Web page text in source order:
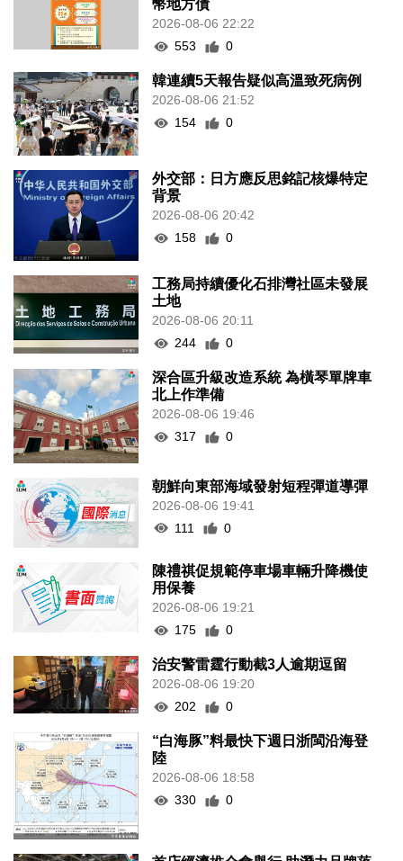
幣地方債
2026-08-06 22:22
553
0
韓連續5天報告疑似高溫致死病例
2026-08-06 21:52
154
0
外交部：日方應反思銘記核爆特定
背景
2026-08-06 20:42
158
0
工務局持續優化石排灣社區未發展
土地
2026-08-06 20:11
244
0
深合區升級改造系統 為橫琴單牌車
北上作準備
2026-08-06 19:46
317
0
朝鮮向東部海域發射短程彈道導彈
2026-08-06 19:41
111
0
陳禮祺促規範停車場車輛升降機使
用保養
2026-08-06 19:21
175
0
治安警雷霆行動截3人逾期逗留
2026-08-06 19:20
202
0
“白海豚”料最快下週日浙閩沿海登
陸
2026-08-06 18:58
330
0